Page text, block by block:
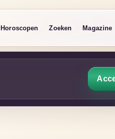
Horoscopen Zoeken Magazine